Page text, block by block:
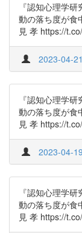
『認知心理学
動の落ち度が食
見 孝 https://
2023-04-
『認知心理学
動の落ち度が食
見 孝 https://
2023-04-
『認知心理学
動の落ち度が食
見 孝 https://